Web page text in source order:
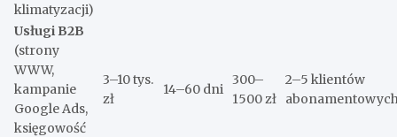
klimatyzacji)
Usługi B2B
(strony
WWW,
kampanie
Google Ads,
księgowość
3–10 tys.
zł
14–60 dni
300–
1500 zł
2–5 klientów